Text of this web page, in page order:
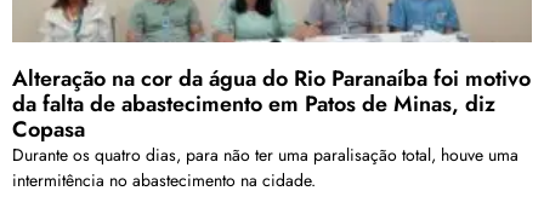
Alteração na cor da água do Rio Paranaíba foi motivo
da falta de abastecimento em Patos de Minas, diz
Copasa
Durante os quatro dias, para não ter uma paralisação total, houve uma
intermitência no abastecimento na cidade.